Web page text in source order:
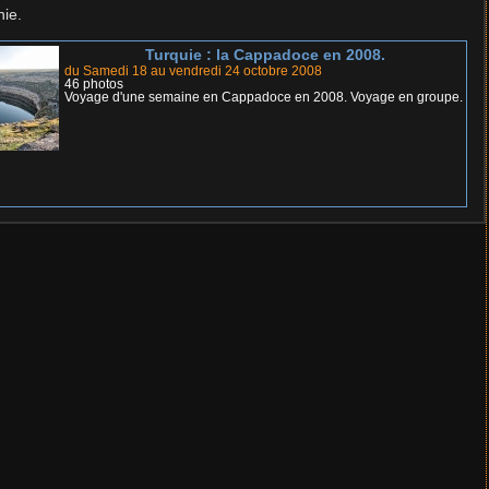
Turquie : la Cappadoce en 2008.
du Samedi 18 au vendredi 24 octobre 2008
46 photos
Voyage d'une semaine en Cappadoce en 2008. Voyage en groupe.